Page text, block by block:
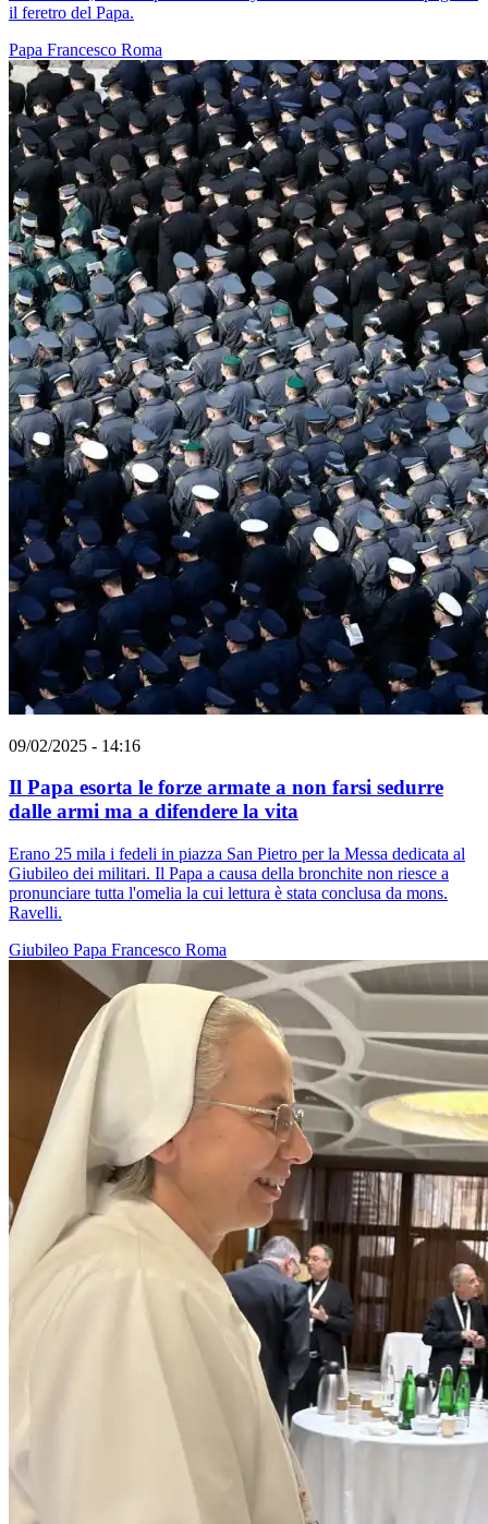
il feretro del Papa.
Papa Francesco Roma
09/02/2025 - 14:16
Il Papa esorta le forze armate a non farsi sedurre
dalle armi ma a difendere la vita
Erano 25 mila i fedeli in piazza San Pietro per la Messa dedicata al
Giubileo dei militari. Il Papa a causa della bronchite non riesce a
pronunciare tutta l'omelia la cui lettura è stata conclusa da mons.
Ravelli.
Giubileo Papa Francesco Roma